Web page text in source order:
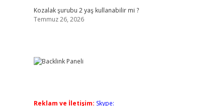
Kozalak şurubu 2 yaş kullanabilir mi ?
Temmuz 26, 2026
Reklam ve İletişim: Skype: